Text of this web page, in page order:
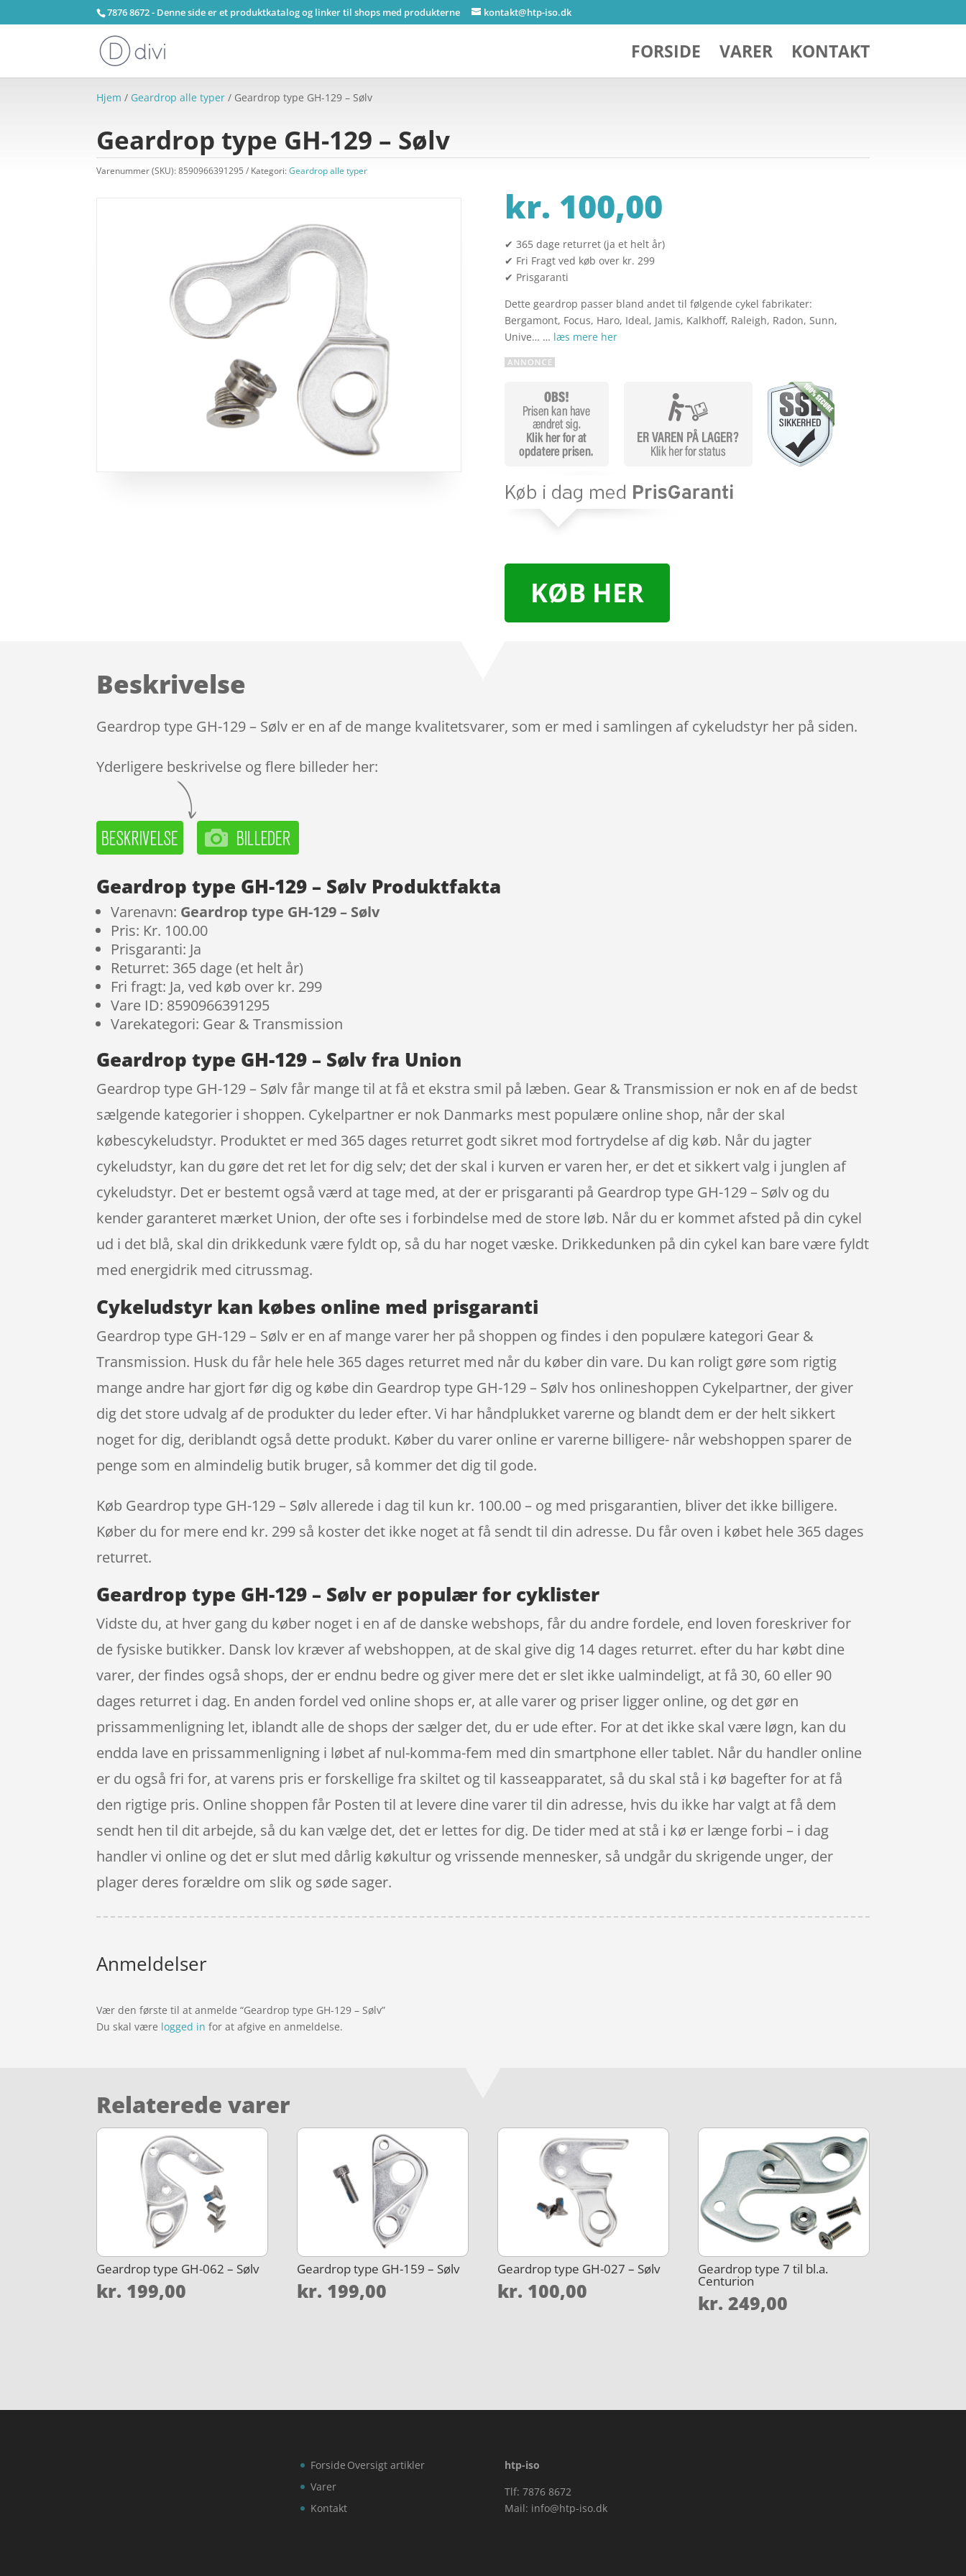
7876 8672 - Denne side er et produktkatalog og linker til shops med produkterne kontakt@htp-iso.dk
FORSIDE VARER KONTAKT
Hjem / Geardrop alle typer / Geardrop type GH-129 – Sølv
Geardrop type GH-129 – Sølv
Varenummer (SKU):8590966391295 Kategori:Geardrop alle typer
kr. 100,00
✔ 365 dage returret (ja et helt år)
✔ Fri Fragt ved køb over kr. 299
✔ Prisgaranti
Dette geardrop passer bland andet til følgende cykel fabrikater:
Bergamont, Focus, Haro, Ideal, Jamis, Kalkhoff, Raleigh, Radon, Sunn,
Unive… … læs mere her
KØB HER
Beskrivelse
Geardrop type GH-129 – Sølv er en af de mange kvalitetsvarer, som er med i samlingen af cykeludstyr her på siden.
Yderligere beskrivelse og flere billeder her:
Geardrop type GH-129 – Sølv Produktfakta
Varenavn: Geardrop type GH-129 – Sølv
Pris: Kr. 100.00
Prisgaranti: Ja
Returret: 365 dage (et helt år)
Fri fragt: Ja, ved køb over kr. 299
Vare ID: 8590966391295
Varekategori: Gear & Transmission
Geardrop type GH-129 – Sølv fra Union
Geardrop type GH-129 – Sølv får mange til at få et ekstra smil på læben. Gear & Transmission er nok en af de bedst
sælgende kategorier i shoppen. Cykelpartner er nok Danmarks mest populære online shop, når der skal
købescykeludstyr. Produktet er med 365 dages returret godt sikret mod fortrydelse af dig køb. Når du jagter
cykeludstyr, kan du gøre det ret let for dig selv; det der skal i kurven er varen her, er det et sikkert valg i junglen af
cykeludstyr. Det er bestemt også værd at tage med, at der er prisgaranti på Geardrop type GH-129 – Sølv og du
kender garanteret mærket Union, der ofte ses i forbindelse med de store løb. Når du er kommet afsted på din cykel
ud i det blå, skal din drikkedunk være fyldt op, så du har noget væske. Drikkedunken på din cykel kan bare være fyldt
med energidrik med citrussmag.
Cykeludstyr kan købes online med prisgaranti
Geardrop type GH-129 – Sølv er en af mange varer her på shoppen og findes i den populære kategori Gear &
Transmission. Husk du får hele hele 365 dages returret med når du køber din vare. Du kan roligt gøre som rigtig
mange andre har gjort før dig og købe din Geardrop type GH-129 – Sølv hos onlineshoppen Cykelpartner, der giver
dig det store udvalg af de produkter du leder efter. Vi har håndplukket varerne og blandt dem er der helt sikkert
noget for dig, deriblandt også dette produkt. Køber du varer online er varerne billigere- når webshoppen sparer de
penge som en almindelig butik bruger, så kommer det dig til gode.
Køb Geardrop type GH-129 – Sølv allerede i dag til kun kr. 100.00 – og med prisgarantien, bliver det ikke billigere.
Køber du for mere end kr. 299 så koster det ikke noget at få sendt til din adresse. Du får oven i købet hele 365 dages
returret.
Geardrop type GH-129 – Sølv er populær for cyklister
Vidste du, at hver gang du køber noget i en af de danske webshops, får du andre fordele, end loven foreskriver for
de fysiske butikker. Dansk lov kræver af webshoppen, at de skal give dig 14 dages returret. efter du har købt dine
varer, der findes også shops, der er endnu bedre og giver mere det er slet ikke ualmindeligt, at få 30, 60 eller 90
dages returret i dag. En anden fordel ved online shops er, at alle varer og priser ligger online, og det gør en
prissammenligning let, iblandt alle de shops der sælger det, du er ude efter. For at det ikke skal være løgn, kan du
endda lave en prissammenligning i løbet af nul-komma-fem med din smartphone eller tablet. Når du handler online
er du også fri for, at varens pris er forskellige fra skiltet og til kasseapparatet, så du skal stå i kø bagefter for at få
den rigtige pris. Online shoppen får Posten til at levere dine varer til din adresse, hvis du ikke har valgt at få dem
sendt hen til dit arbejde, så du kan vælge det, det er lettes for dig. De tider med at stå i kø er længe forbi – i dag
handler vi online og det er slut med dårlig køkultur og vrissende mennesker, så undgår du skrigende unger, der
plager deres forældre om slik og søde sager.
Anmeldelser
Vær den første til at anmelde “Geardrop type GH-129 – Sølv”
Du skal være logged in for at afgive en anmeldelse.
Relaterede varer
Geardrop type GH-062 – Sølv
kr. 199,00
Geardrop type GH-159 – Sølv
kr. 199,00
Geardrop type GH-027 – Sølv
kr. 100,00
Geardrop type 7 til bl.a.
Centurion
kr. 249,00
Forside
Varer
Kontakt
Oversigt artikler
htp-iso
Tlf: 7876 8672
Mail: info@htp-iso.dk